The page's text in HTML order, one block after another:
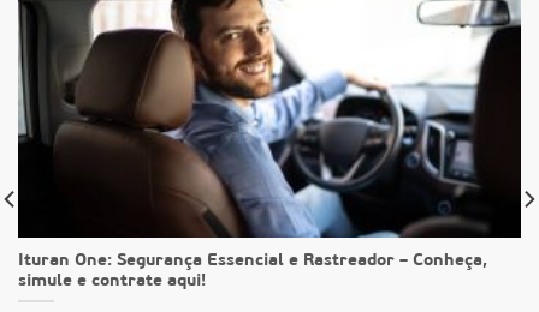
Ituran One: Segurança Essencial e Rastreador – Conheça,
simule e contrate aqui!